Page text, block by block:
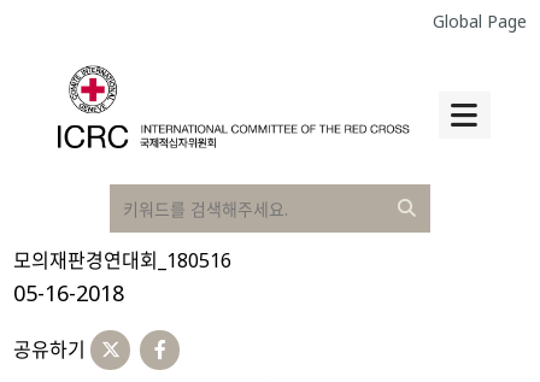
Global Page
모의재판경연대회_180516
05-16-2018
공유하기